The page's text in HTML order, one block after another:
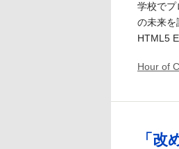
学校でプ
の未来を
HTML5
Hour of
「